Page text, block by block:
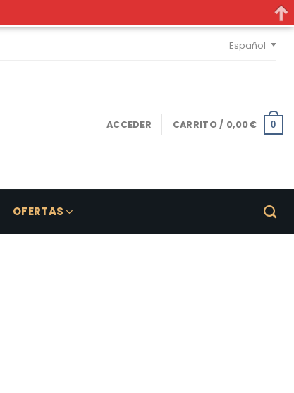
Español
ACCEDER CARRITO / 0,00€ 0
OFERTAS